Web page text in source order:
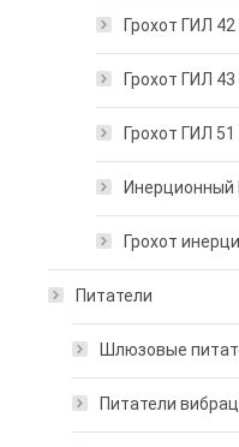
Грохот ГИЛ
Грохот ГИЛ
Грохот ГИЛ
Инерционный
Грохот
Питатели
Шлюзовые
Питатели